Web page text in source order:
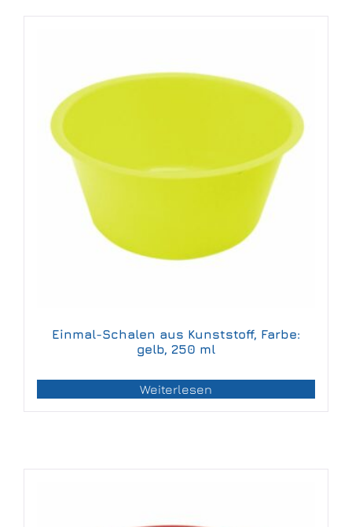
Einmal-Schalen aus Kunststoff, Farbe:
gelb, 250 ml
Weiterlesen